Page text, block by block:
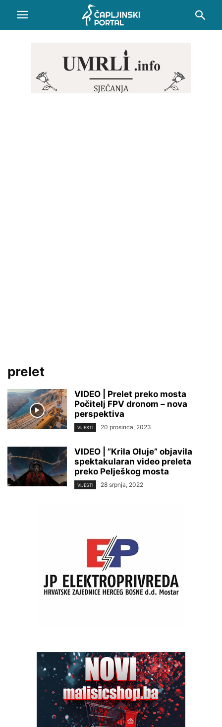
prelet
VIDEO | Prelet preko mosta
Počitelj FPV dronom – nova
perspektiva
VIJESTI 20 prosinca, 2023
VIDEO | ”Krila Oluje” objavila
spektakularan video preleta
preko Pelješkog mosta
VIJESTI 28 srpnja, 2022